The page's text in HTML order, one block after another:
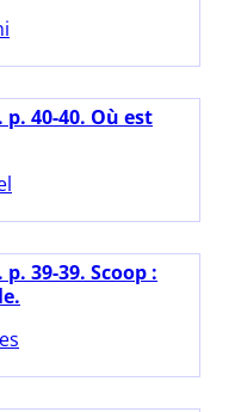
p. 40-40. Où est
39-39. Scoop :